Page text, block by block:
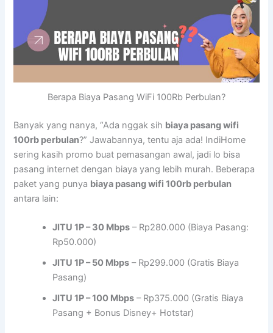
Berapa Biaya Pasang WiFi 100Rb Perbulan?
Banyak yang nanya, “Ada nggak sih biaya pasang wifi
100rb perbulan?” Jawabannya, tentu aja ada! IndiHome
sering kasih promo buat pemasangan awal, jadi lo bisa
pasang internet dengan biaya yang lebih murah. Beberapa
paket yang punya biaya pasang wifi 100rb perbulan
antara lain:
JITU 1P – 30 Mbps – Rp280.000 (Biaya Pasang:
Rp50.000)
JITU 1P – 50 Mbps – Rp299.000 (Gratis Biaya
Pasang)
JITU 1P – 100 Mbps – Rp375.000 (Gratis Biaya
Pasang + Bonus Disney+ Hotstar)